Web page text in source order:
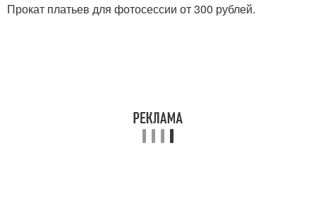
Прокат платьев для фотосессии от 300 рублей.